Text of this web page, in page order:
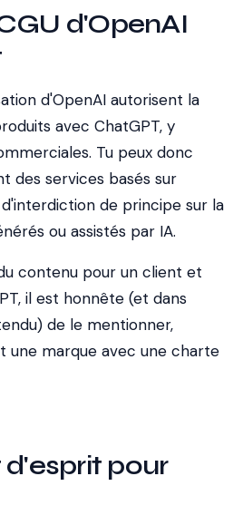
d'OpenAI
d'OpenAI autorisent la
avec ChatGPT, y
Tu peux donc
des services basés sur
d'interdiction de principe sur la
ou assistés par IA.
contenu pour un client et
il est honnête (et dans
de le mentionner,
une marque avec une charte
pour